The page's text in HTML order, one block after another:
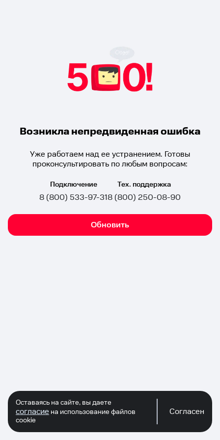
Возникла непредвиденная ошибка
Уже работаем над ее устранением. Готовы
проконсультировать по любым вопросам:
Подключение
8 (800) 533-97-31
Тех. поддержка
8 (800) 250-08-90
Обновить
Оставаясь на сайте, вы даете
согласие на использование файлов
cookie
Согласен